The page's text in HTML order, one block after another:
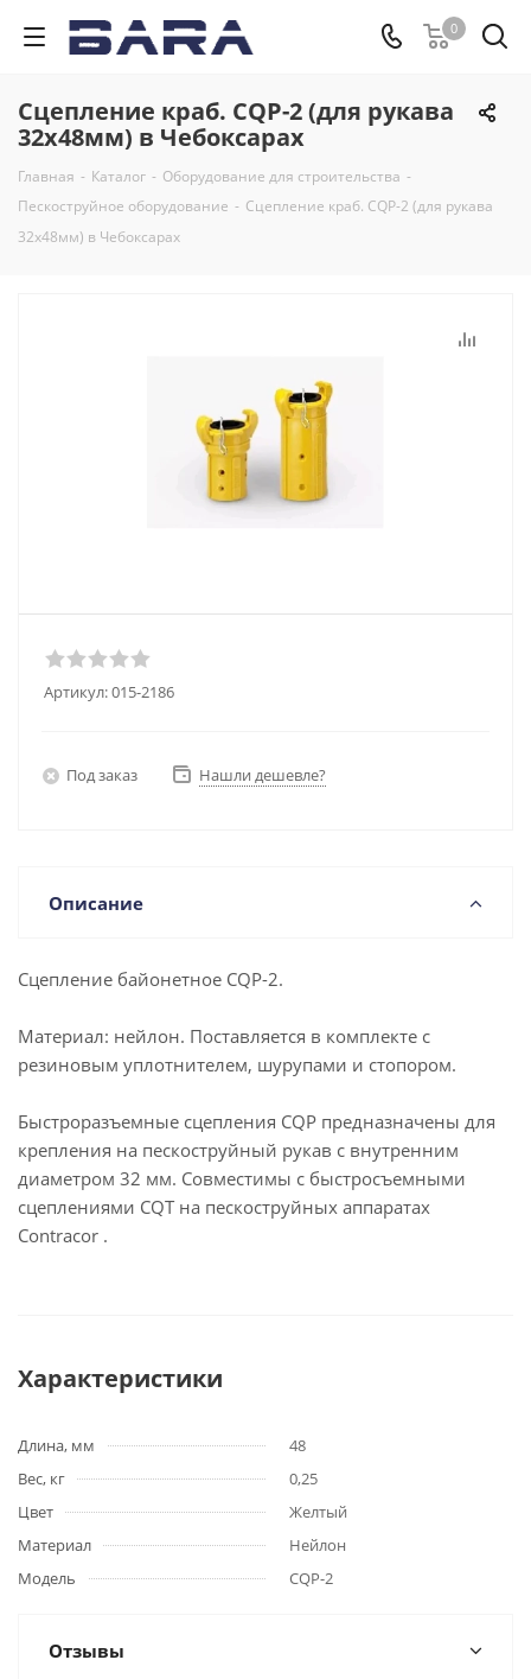
0
Сцепление краб. CQP-2 (для рукава
32х48мм) в Чебоксарах
Главная - Каталог - Оборудование для строительства -
Пескоструйное оборудование - Сцепление краб. CQP-2 (для рукава
32х48мм) в Чебоксарах
Артикул:015-2186
Под заказ Нашли дешевле?
Описание
Сцепление байонетное CQP-2.
Материал: нейлон. Поставляется в комплекте с
резиновым уплотнителем, шурупами и стопором.
Быстроразъемные сцепления CQP предназначены для
крепления на пескоструйный рукав с внутренним
диаметром 32 мм. Совместимы с быстросъемными
сцеплениями CQТ на пескоструйных аппаратах
Contracor .
Характеристики
Длина, мм
48
Вес, кг
0,25
Цвет
Желтый
Материал
Нейлон
Модель
CQP-2
Отзывы